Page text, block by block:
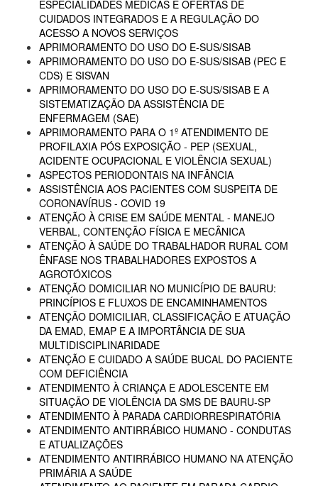
ESPECIALIDADES MÉDICAS E OFERTAS DE
CUIDADOS INTEGRADOS E A REGULAÇÃO DO
ACESSO A NOVOS SERVIÇOS
APRIMORAMENTO DO USO DO E-SUS/SISAB
APRIMORAMENTO DO USO DO E-SUS/SISAB (PEC E
CDS) E SISVAN
APRIMORAMENTO DO USO DO E-SUS/SISAB E A
SISTEMATIZAÇÃO DA ASSISTÊNCIA DE
ENFERMAGEM (SAE)
APRIMORAMENTO PARA O 1º ATENDIMENTO DE
PROFILAXIA PÓS EXPOSIÇÃO - PEP (SEXUAL,
ACIDENTE OCUPACIONAL E VIOLÊNCIA SEXUAL)
ASPECTOS PERIODONTAIS NA INFÂNCIA
ASSISTÊNCIA AOS PACIENTES COM SUSPEITA DE
CORONAVÍRUS - COVID 19
ATENÇÃO À CRISE EM SAÚDE MENTAL - MANEJO
VERBAL, CONTENÇÃO FÍSICA E MECÂNICA
ATENÇÃO À SAÚDE DO TRABALHADOR RURAL COM
ÊNFASE NOS TRABALHADORES EXPOSTOS A
AGROTÓXICOS
ATENÇÃO DOMICILIAR NO MUNICÍPIO DE BAURU:
PRINCÍPIOS E FLUXOS DE ENCAMINHAMENTOS
ATENÇÃO DOMICILIAR, CLASSIFICAÇÃO E ATUAÇÃO
DA EMAD, EMAP E A IMPORTÂNCIA DE SUA
MULTIDISCIPLINARIDADE
ATENÇÃO E CUIDADO A SAÚDE BUCAL DO PACIENTE
COM DEFICIÊNCIA
ATENDIMENTO À CRIANÇA E ADOLESCENTE EM
SITUAÇÃO DE VIOLÊNCIA DA SMS DE BAURU-SP
ATENDIMENTO À PARADA CARDIORRESPIRATÓRIA
ATENDIMENTO ANTIRRÁBICO HUMANO - CONDUTAS
E ATUALIZAÇÕES
ATENDIMENTO ANTIRRÁBICO HUMANO NA ATENÇÃO
PRIMÁRIA A SAÚDE